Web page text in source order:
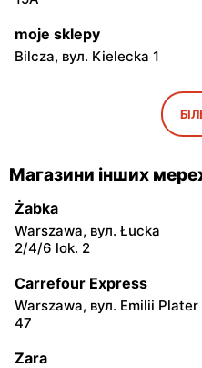
moje sklepy
Bilcza, вул. Kielecka 1
Iwaniska, вул. Ujazdowska
moje sklepy
Gorzyce, вул. Szkolna 44
moje sklepy
Jadachy, вул. Jadachy 111
moje sklepy
Kazimierza Wielka, вул.
Kolejowa 15
moje sklepy
Магазини інших
Żabka
Warszawa, вул. Łucka
2/4/6 lok. 2
Carrefour Express
Warszawa, вул. Emilii Plater
47
Zara